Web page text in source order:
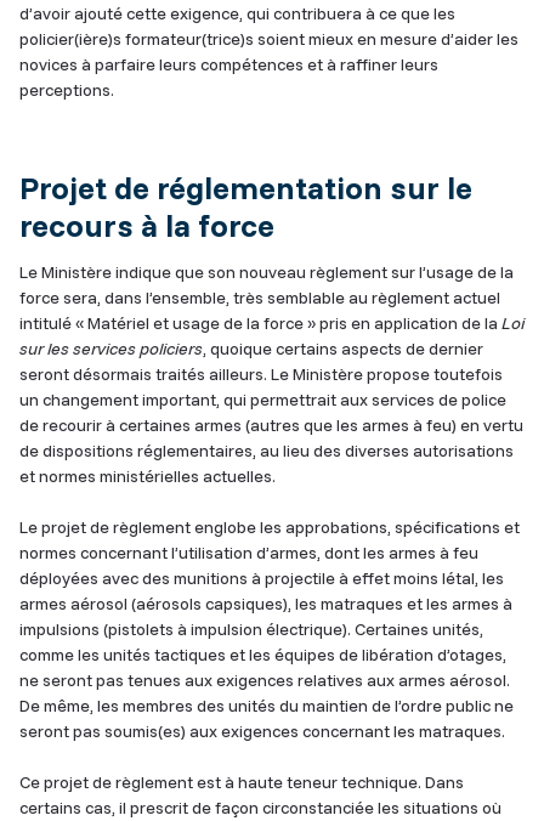
d’avoir ajouté cette exigence, qui contribuera à ce que les
policier(ière)s formateur(trice)s soient mieux en mesure d’aider les
novices à parfaire leurs compétences et à raffiner leurs
perceptions.
Projet de réglementation sur le
recours à la force
Le Ministère indique que son nouveau règlement sur l’usage de la
force sera, dans l’ensemble, très semblable au règlement actuel
intitulé « Matériel et usage de la force » pris en application de la Loi
sur les services policiers, quoique certains aspects de dernier
seront désormais traités ailleurs. Le Ministère propose toutefois
un changement important, qui permettrait aux services de police
de recourir à certaines armes (autres que les armes à feu) en vertu
de dispositions réglementaires, au lieu des diverses autorisations
et normes ministérielles actuelles.
Le projet de règlement englobe les approbations, spécifications et
normes concernant l’utilisation d’armes, dont les armes à feu
déployées avec des munitions à projectile à effet moins létal, les
armes aérosol (aérosols capsiques), les matraques et les armes à
impulsions (pistolets à impulsion électrique). Certaines unités,
comme les unités tactiques et les équipes de libération d’otages,
ne seront pas tenues aux exigences relatives aux armes aérosol.
De même, les membres des unités du maintien de l’ordre public ne
seront pas soumis(es) aux exigences concernant les matraques.
Ce projet de règlement est à haute teneur technique. Dans
certains cas, il prescrit de façon circonstanciée les situations où